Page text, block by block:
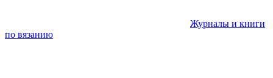
Журналы и книги
по вязанию